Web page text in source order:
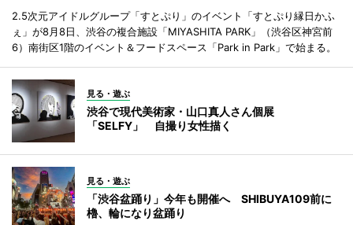
2.5次元アイドルグループ「すとぷり」のイベント「すとぷり縁日かふ
ぇ」が8月8日、渋谷の複合施設「MIYASHITA PARK」（渋谷区神宮前
6）南街区1階のイベント＆フードスペース「Park in Park」で始まる。
見る・遊ぶ
渋谷で現代美術家・山口真人さん個展
「SELFY」 自撮り女性描く
見る・遊ぶ
「渋谷盆踊り」今年も開催へ SHIBUYA109前に
櫓、輪になり盆踊り